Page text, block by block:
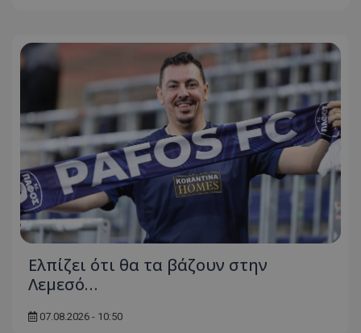
Ελπίζει ότι θα τα βάζουν στην
Λεμεσό…
07.08.2026 - 10:50